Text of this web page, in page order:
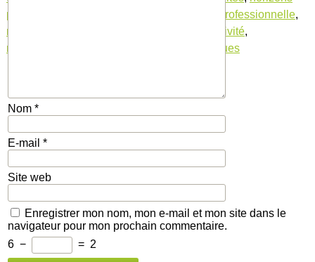
professionnels
mobilité professionnelle,
motivation
productivité,
reconversion
technologiques
Nom *
E-mail *
Site web
Enregistrer mon nom, mon e-mail et mon site dans le
navigateur pour mon prochain commentaire.
6 − = 2